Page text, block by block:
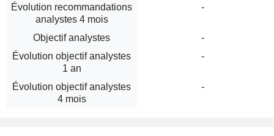
Évolution recommandations
analystes 4 mois
-
Objectif analystes
-
Évolution objectif analystes
1 an
-
Évolution objectif analystes
4 mois
-